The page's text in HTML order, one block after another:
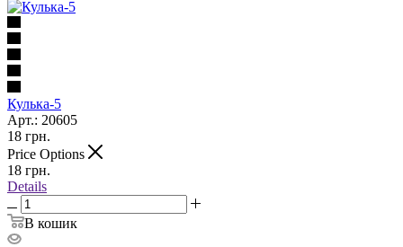
Кулька-5
Арт.: 20605
18 грн.
Price Options
18 грн.
Details
В кошик